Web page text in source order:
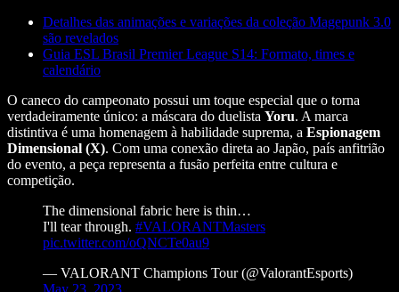
Detalhes das animações e variações da coleção Magepunk 3.0
são revelados
Guia ESL Brasil Premier League S14: Formato, times e
calendário
O caneco do campeonato possui um toque especial que o torna
verdadeiramente único: a máscara do duelista Yoru. A marca
distintiva é uma homenagem à habilidade suprema, a Espionagem
Dimensional (X). Com uma conexão direta ao Japão, país anfitrião
do evento, a peça representa a fusão perfeita entre cultura e
competição.
The dimensional fabric here is thin…
I'll tear through. #VALORANTMasters
pic.twitter.com/oQNCTe0au9
— VALORANT Champions Tour (@ValorantEsports)
May 23, 2023